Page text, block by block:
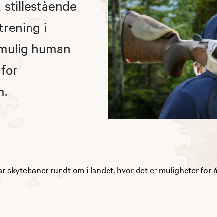
i
human
skytebaner rundt om i landet, hvor det er muligheter for